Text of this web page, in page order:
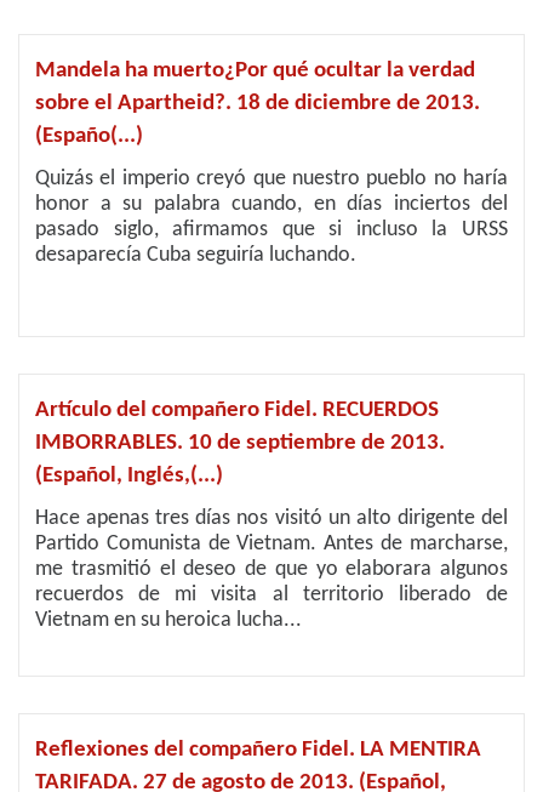
Mandela ha muerto¿Por qué ocultar la verdad
sobre el Apartheid?. 18 de diciembre de 2013.
(Españo(...)
Quizás el imperio creyó que nuestro pueblo no haría
honor a su palabra cuando, en días inciertos del
pasado siglo, afirmamos que si incluso la URSS
desaparecía Cuba seguiría luchando.
Artículo del compañero Fidel. RECUERDOS
IMBORRABLES. 10 de septiembre de 2013.
(Español, Inglés,(...)
Hace apenas tres días nos visitó un alto dirigente del
Partido Comunista de Vietnam. Antes de marcharse,
me trasmitió el deseo de que yo elaborara algunos
recuerdos de mi visita al territorio liberado de
Vietnam en su heroica lucha...
Reflexiones del compañero Fidel. LA MENTIRA
TARIFADA. 27 de agosto de 2013. (Español,